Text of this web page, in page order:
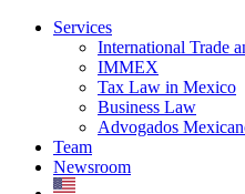
Services
International Trade
IMMEX
Tax Law in Mexico
Business Law
Advogados
Team
Newsroom